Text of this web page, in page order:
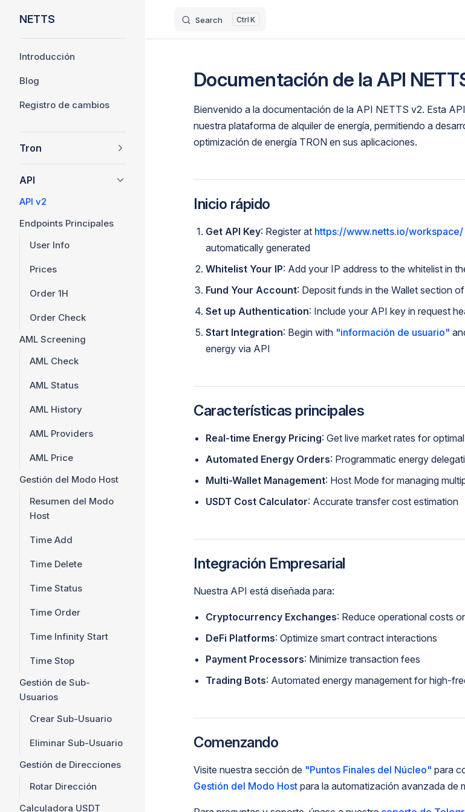
Skip to content
NETTS Search K
Introducción
Blog
Registro de cambios
Tron
API
API v2
Endpoints Principales
User Info
Prices
Order 1H
Order Check
AML Screening
AML Check
AML Status
AML History
AML Providers
AML Price
Gestión del Modo Host
Resumen del Modo
Host
Time Add
Time Delete
Time Status
Time Order
Time Infinity Start
Time Stop
Gestión de Sub-
Usuarios
Crear Sub-Usuario
Eliminar Sub-Usuario
Gestión de Direcciones
Rotar Dirección
Calculadora USDT
Documentación de la API
Bienvenido a la documentación de la API NETTS v2. Esta
nuestra plataforma de alquiler de energía, permitiendo a
optimización de energía TRON en sus aplicaciones.
Inicio rápido
Get API Key: Register at https://www.netts.io/workspace/
automatically generated
Whitelist Your IP: Add your IP address to the whitelist in
Fund Your Account: Deposit funds in the Wallet section
Set up Authentication: Include your API key in request
Start Integration: Begin with "información de usuario"
energy via API
Características principales
Real-time Energy Pricing: Get live market rates for
Automated Energy Orders: Programmatic energy
Multi-Wallet Management: Host Mode for managing
USDT Cost Calculator: Accurate transfer cost estimation
Integración Empresarial
Nuestra API está diseñada para:
Cryptocurrency Exchanges: Reduce operational costs
DeFi Platforms: Optimize smart contract interactions
Payment Processors: Minimize transaction fees
Trading Bots: Automated energy management for high-
Comenzando
Visite nuestra sección de "Puntos Finales del Núcleo" para
Gestión del Modo Host para la automatización avanzada de